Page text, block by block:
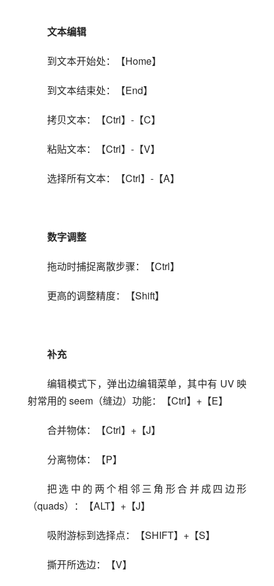
文本编辑
到文本开始处：【Home】
到文本结束处：【End】
拷贝文本：【Ctrl】-【C】
粘贴文本：【Ctrl】-【V】
选择所有文本：【Ctrl】-【A】
数字调整
拖动时捕捉离散步骤：【Ctrl】
更高的调整精度：【Shift】
补充
编辑模式下，弹出边编辑菜单，其中有 UV 映
射常用的 seem（缝边）功能：【Ctrl】+【E】
合并物体：【Ctrl】+【J】
分离物体：【P】
把选中的两个相邻三角形合并成四边形
（quads）：【ALT】+【J】
吸附游标到选择点：【SHIFT】+【S】
撕开所选边：【V】